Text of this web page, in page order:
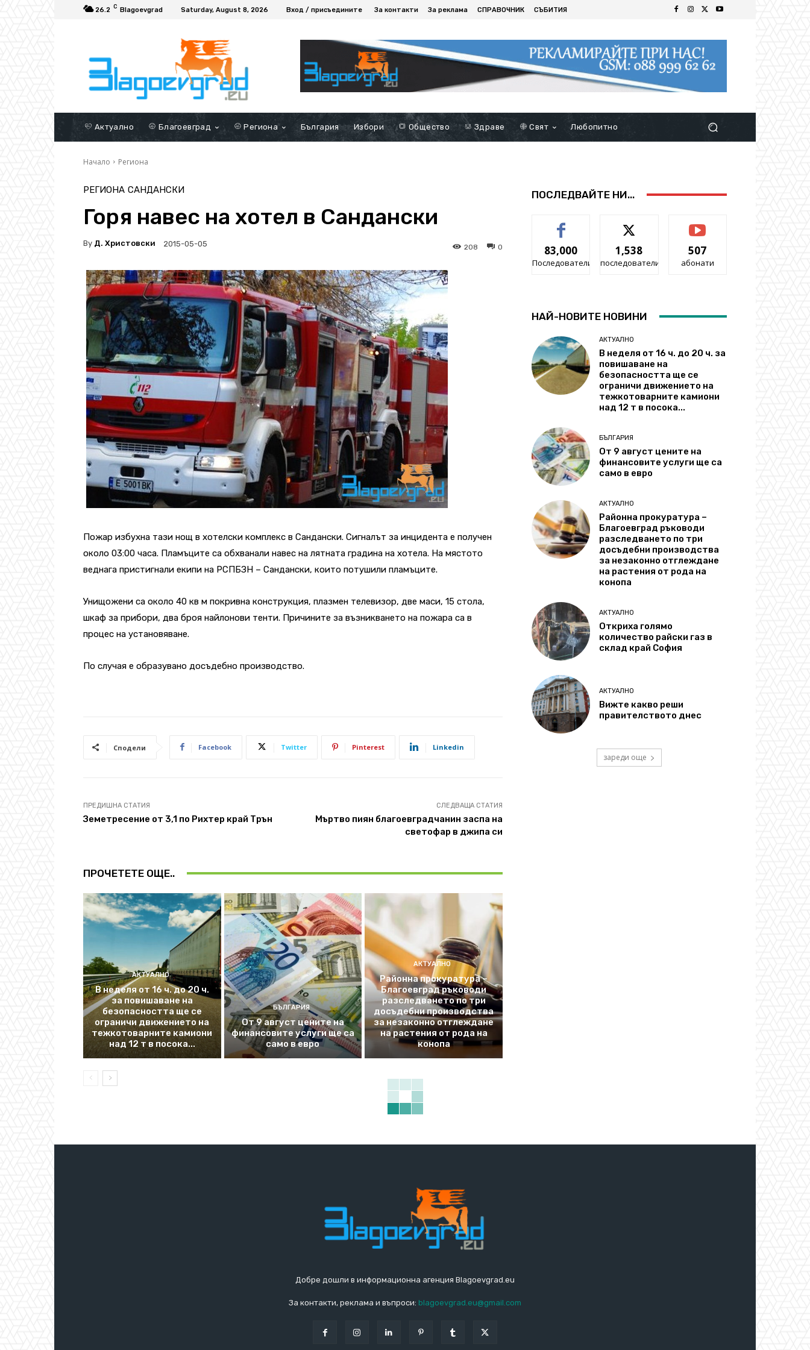
26.2 C Blagoevgrad Saturday, August 8, 2026 Вход / присъедините За контакти За реклама СПРАВОЧНИК СЪБИТИЯ
Актуално Благоевград Региона България Избори Общество Здраве Свят Любопитно
Начало Региона
РЕГИОНА САНДАНСКИ
Горя навес на хотел в Сандански
By Д. Христовски 2015-05-05 0
208
Пожар избухна тази нощ в хотелски комплекс в Сандански. Сигналът за инцидента е получен
около 03:00 часа. Пламъците са обхванали навес на лятната градина на хотела. На мястото
веднага пристигнали екипи на РСПБЗН – Сандански, които потушили пламъците.
Унищожени са около 40 кв м покривна конструкция, плазмен телевизор, две маси, 15 стола,
шкаф за прибори, два броя найлонови тенти. Причините за възникването на пожара са в
процес на установяване.
По случая е образувано досъдебно производство.
Сподели Facebook Twitter Pinterest Linkedin
ПРЕДИШНА СТАТИЯ
Земетресение от 3,1 по Рихтер край Трън
СЛЕДВАЩА СТАТИЯ
Мъртво пиян благоевградчанин заспа на
светофар в джипа си
ПРОЧЕТЕТЕ ОЩЕ..
АКТУАЛНО
В неделя от 16 ч. до 20 ч.
за повишаване на
безопасността ще се
ограничи движението на
тежкотоварните камиони
над 12 т в посока...
БЪЛГАРИЯ
От 9 август цените на
финансовите услуги ще са
само в евро
АКТУАЛНО
Районна прокуратура –
Благоевград ръководи
разследването по три
досъдебни производства
за незаконно отглеждане
на растения от рода на
конопа
ПОСЛЕДВАЙТЕ НИ...
83,000
Последователи
1,538
последователи
507
абонати
НАЙ-НОВИТЕ НОВИНИ
АКТУАЛНО
В неделя от 16 ч. до 20 ч. за
повишаване на
безопасността ще се
ограничи движението на
тежкотоварните камиони
над 12 т в посока...
БЪЛГАРИЯ
От 9 август цените на
финансовите услуги ще са
само в евро
АКТУАЛНО
Районна прокуратура –
Благоевград ръководи
разследването по три
досъдебни производства
за незаконно отглеждане
на растения от рода на
конопа
АКТУАЛНО
Откриха голямо
количество райски газ в
склад край София
АКТУАЛНО
Вижте какво реши
правителството днес
зареди още
Добре дошли в информационна агенция Blagoevgrad.eu
За контакти, реклама и въпроси: blagoevgrad.eu@gmail.com